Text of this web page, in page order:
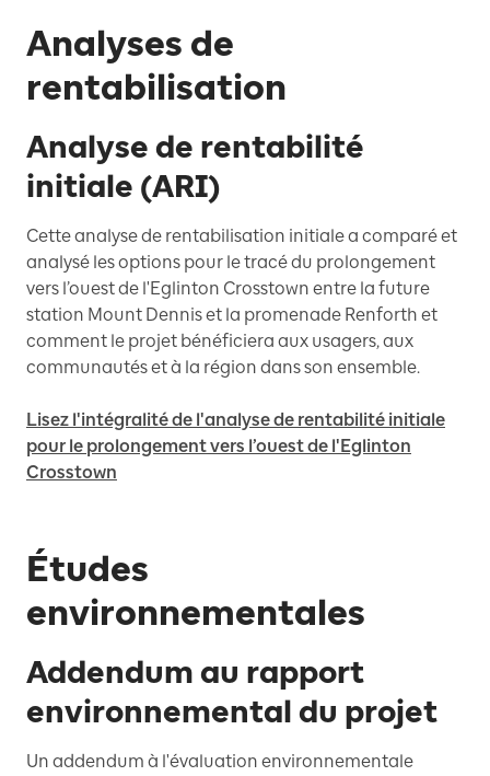
Analyses de
rentabilisation
Analyse de rentabilité
initiale (ARI)
Cette analyse de rentabilisation initiale a comparé et
analysé les options pour le tracé du prolongement
vers l’ouest de l'Eglinton Crosstown entre la future
station Mount Dennis et la promenade Renforth et
comment le projet bénéficiera aux usagers, aux
communautés et à la région dans son ensemble.
Lisez l'intégralité de l'analyse de rentabilité initiale
pour le prolongement vers l’ouest de l'Eglinton
Crosstown
Études
environnementales
Addendum au rapport
environnemental du projet
Un addendum à l'évaluation environnementale